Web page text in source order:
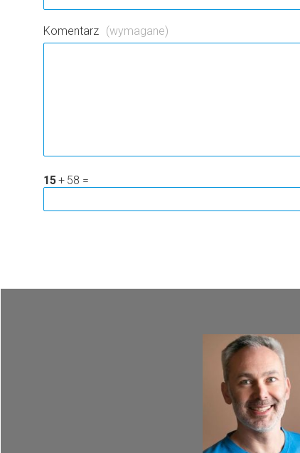
Komentarz (wymagane)
15+ 58 =